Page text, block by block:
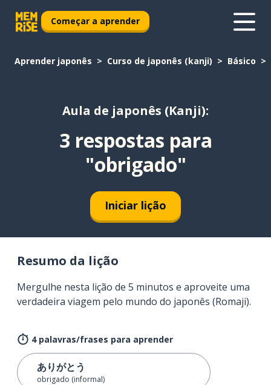
Começar a aprender
Aprender japonês Curso de japonês (kanji) Básico
Aula de japonês (Kanji):
3 respostas para
"obrigado"
Iniciar lição
Resumo da lição
Mergulhe nesta lição de 5 minutos e aproveite uma
verdadeira viagem pelo mundo do japonês (Romaji).
4 palavras/frases para aprender
ありがとう
obrigado (informal)